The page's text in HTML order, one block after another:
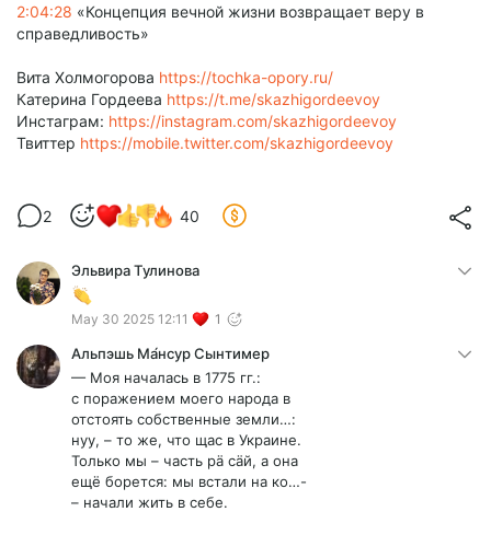
2:04:28 «Концепция вечной жизни возвращает веру в
справедливость»
Вита Холмогорова https://tochka-opory.ru/
Катерина Гордеева https://t.me/skazhigordeevoy
Инстаграм: https://instagram.com/skazhigordeevoy
Твиттер https://mobile.twitter.com/skazhigordeevoy
2 40
Эльвира Тулинова
May 30 2025 12:11 1
Альпэшь Ма́нсур Сынтимер
— Моя началась в 1775 гг.:
с поражением моего народа в
отстоять собственные земли…:
нуу, – то же, что щас в Украине.
Только мы – часть рä сäй, а она
ещё борется: мы встали на ко…-
– начали жить в себе.